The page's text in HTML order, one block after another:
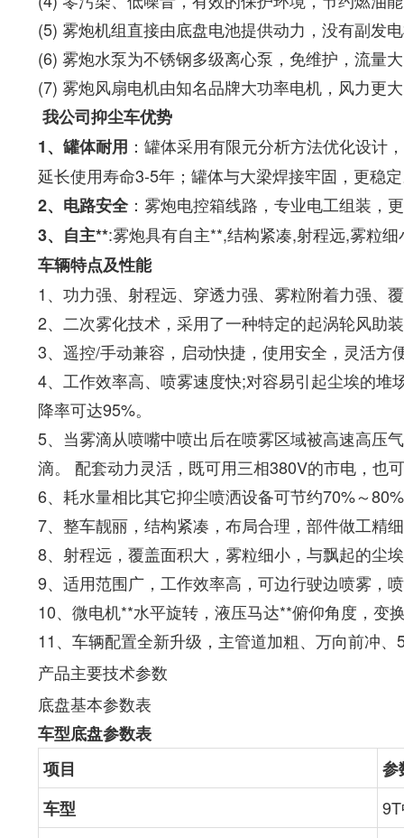
(5) 雾炮机组直接由底盘电池提供动力，没有副发
(6) 雾炮水泵为不锈钢多级离心泵，免维护，流量
(7) 雾炮风扇电机由知名品牌大功率电机，风力更
我公司抑尘车优势
1、罐体耐用 ：罐体采用有限元分析方法优化设计
延长使用寿命3-5年；罐体与大梁焊接牢固，更稳
2、电路安全：雾炮电控箱线路，专业电工组装，
3、自主**:雾炮具有自主**,结构紧凑,射程远,雾粒
车辆特点及性能
1、功力强、射程远、穿透力强、雾粒附着力强、
2、二次雾化技术，采用了一种特定的起涡轮风助
3、遥控/手动兼容，启动快捷，使用安全，灵活方
4、工作效率高、喷雾速度快;对容易引起尘埃的
降率可达95%。
5、当雾滴从喷嘴中喷出后在喷雾区域被高速高压
滴。 配套动力灵活，既可用三相380V的市电，也
6、耗水量相比其它抑尘喷洒设备可节约70%～
7、整车靓丽，结构紧凑，布局合理，部件做工精
8、射程远，覆盖面积大，雾粒细小，与飘起的尘
9、适用范围广，工作效率高，可边行驶边喷雾，
10、微电机**水平旋转，液压马达**俯仰角度，变
11、车辆配置全新升级，主管道加粗、万向前冲
产品主要技术参数
底盘基本参数表
车型底盘参数表
项目
参
车型